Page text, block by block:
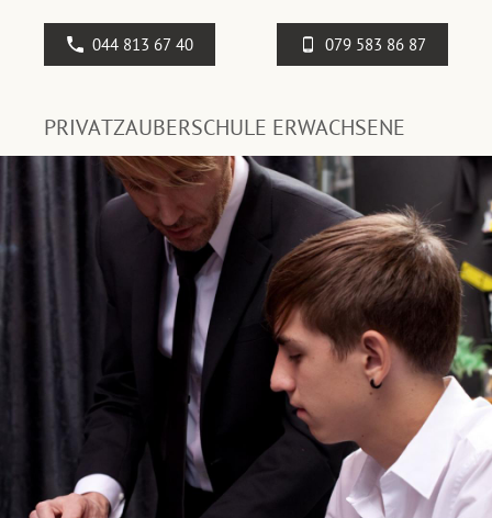
044 813 67 40 079 583 86 87
PRIVATZAUBERSCHULE ERWACHSENE